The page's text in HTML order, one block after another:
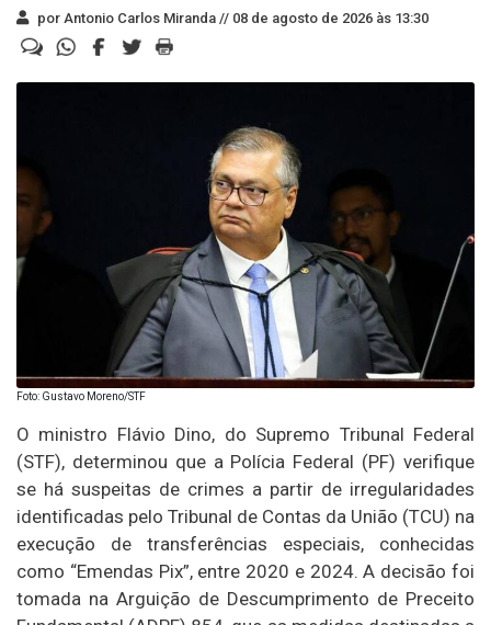
por Antonio Carlos Miranda // 08 de agosto de 2026 às 13:30
Foto: Gustavo Moreno/STF
O ministro Flávio Dino, do Supremo Tribunal Federal
(STF), determinou que a Polícia Federal (PF) verifique
se há suspeitas de crimes a partir de irregularidades
identificadas pelo Tribunal de Contas da União (TCU) na
execução de transferências especiais, conhecidas
como “Emendas Pix”, entre 2020 e 2024. A decisão foi
tomada na Arguição de Descumprimento de Preceito